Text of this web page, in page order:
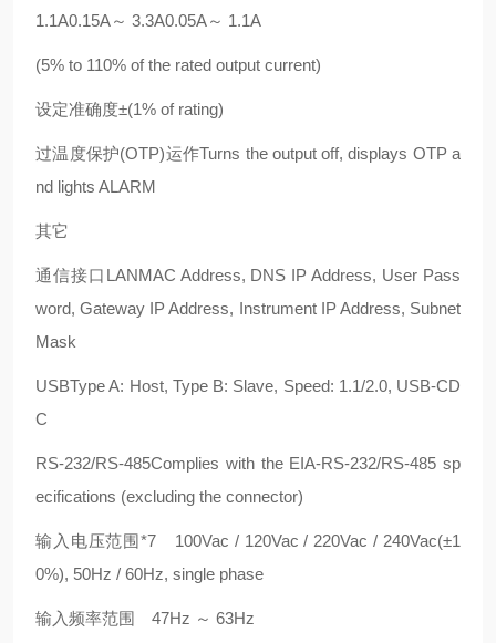
1.1A0.15A～ 3.3A0.05A～ 1.1A
(5% to 110% of the rated output current)
设定准确度±(1% of rating)
过温度保护(OTP)运作Turns the output off, displays OTP a
nd lights ALARM
其它
通信接口LANMAC Address, DNS IP Address, User Pass
word, Gateway IP Address, Instrument IP Address, Subnet
Mask
USBType A: Host, Type B: Slave, Speed: 1.1/2.0, USB-CD
C
RS-232/RS-485Complies with the EIA-RS-232/RS-485 sp
ecifications (excluding the connector)
输入电压范围*7 100Vac / 120Vac / 220Vac / 240Vac(±1
0%), 50Hz / 60Hz, single phase
输入频率范围 47Hz ～ 63Hz